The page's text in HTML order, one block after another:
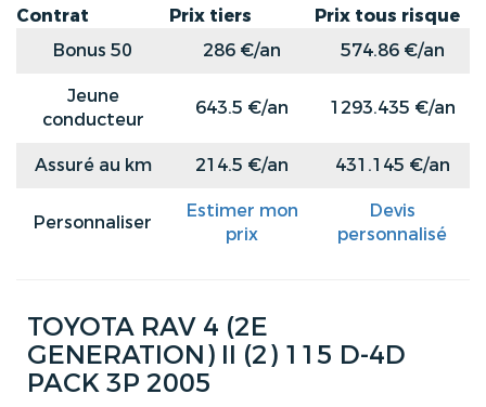
Contrat Prix tiers
Prix tous risque
Bonus 50
286 €/an
574.86 €/an
Jeune
conducteur
643.5 €/an 1293.435 €/an
Assuré au km 214.5 €/an 431.145 €/an
Personnaliser
Estimer mon
prix
Devis
personnalisé
TOYOTA RAV 4 (2E
GENERATION) II (2) 115 D-4D
PACK 3P 2005